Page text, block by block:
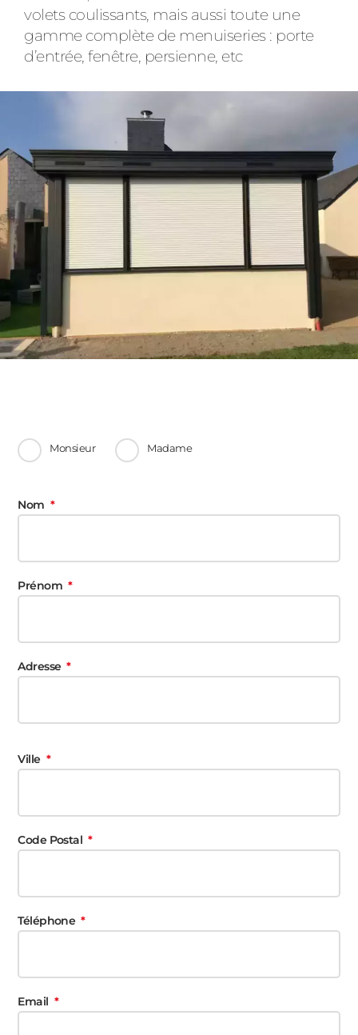
volets coulissants, mais aussi toute une
gamme complète de menuiseries : porte
d’entrée, fenêtre, persienne, etc
Monsieur Madame
Nom
Prénom
Adresse
Ville
Code Postal
Téléphone
Email